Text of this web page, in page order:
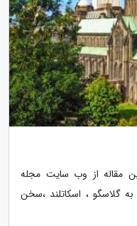
مقاله از وب سایت مجله
به گلاسگو ، اسکاتلند ،سخن